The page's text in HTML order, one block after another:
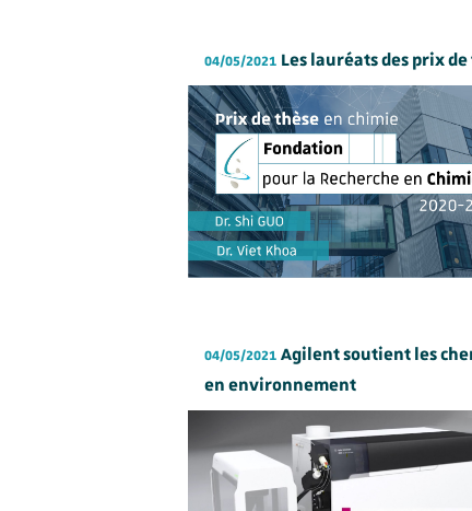
04/05/2021 Les lauréats des prix
04/05/2021 Agilent soutient les
en environnement